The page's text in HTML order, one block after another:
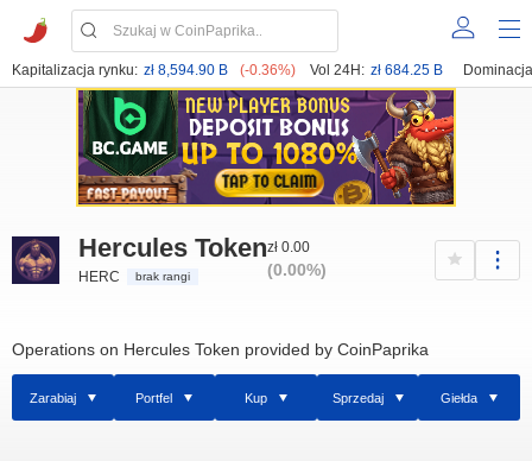
Kapitalizacja rynku: zł 8,594.90 B (-0.36%) Vol 24H: zł 684.25 B
Hercules Token
HERC brak rangi
zł 0.00
(0.00%)
Operations on Hercules Token provided by CoinPaprika
Zarabiaj Portfel Kup Sprzedaj Giełda